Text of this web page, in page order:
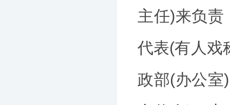
主任)来负责
代表(有人戏
政部(办公室